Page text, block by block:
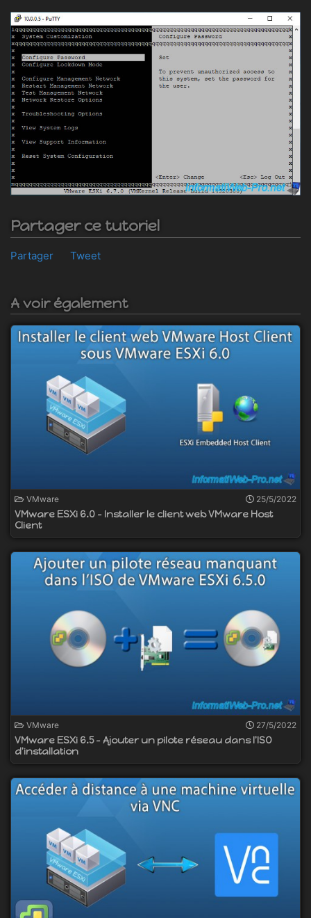
Partager ce tutoriel
Partager Tweet
A voir également
VMware 25/5/2022
VMware ESXi 6.0 - Installer le client web VMware Host
Client
VMware 27/5/2022
VMware ESXi 6.5 - Ajouter un pilote réseau dans l'ISO
d'installation